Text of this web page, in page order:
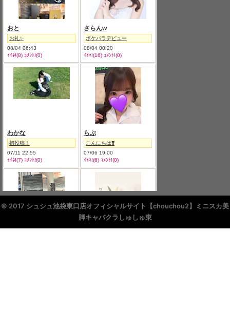
© 2017 シュシュ池袋東口店オフィシャルサイト【chouchou2】ミニスカ美
脚キャバクラしゅしゅ東